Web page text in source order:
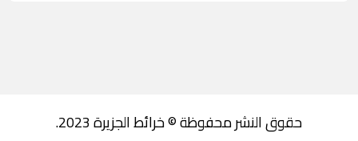
حقوق النشر محفوظة © خرائط الجزيرة 2023.